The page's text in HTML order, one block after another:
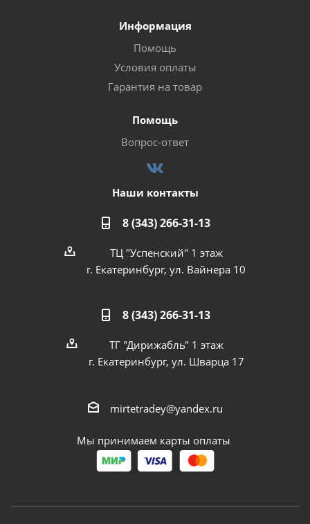
Информация
Помощь
Условия оплаты
Гарантия на товар
Помощь
Вопрос-ответ
Наши контакты
8 (343) 266-31-13
ТЦ "Успенский" 1 этаж
г. Екатеринбург, ул. Вайнера 10
8 (343) 266-31-13
ТГ "Дирижабль" 1 этаж
г. Екатеринбург, ул. Шварца 17
mirtetradey@yandex.ru
Мы принимаем карты оплаты